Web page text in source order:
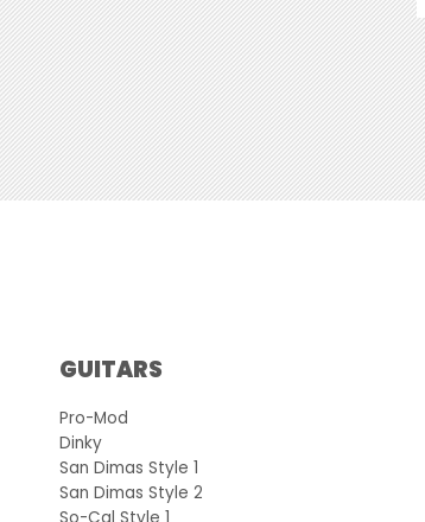
GUITARS
Pro-Mod
Dinky
San Dimas Style 1
San Dimas Style 2